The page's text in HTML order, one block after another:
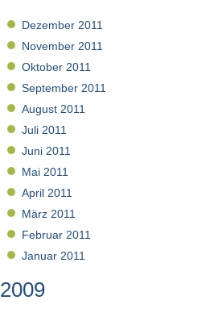
Dezember 2011
November 2011
Oktober 2011
September 2011
August 2011
Juli 2011
Juni 2011
Mai 2011
April 2011
März 2011
Februar 2011
Januar 2011
2009